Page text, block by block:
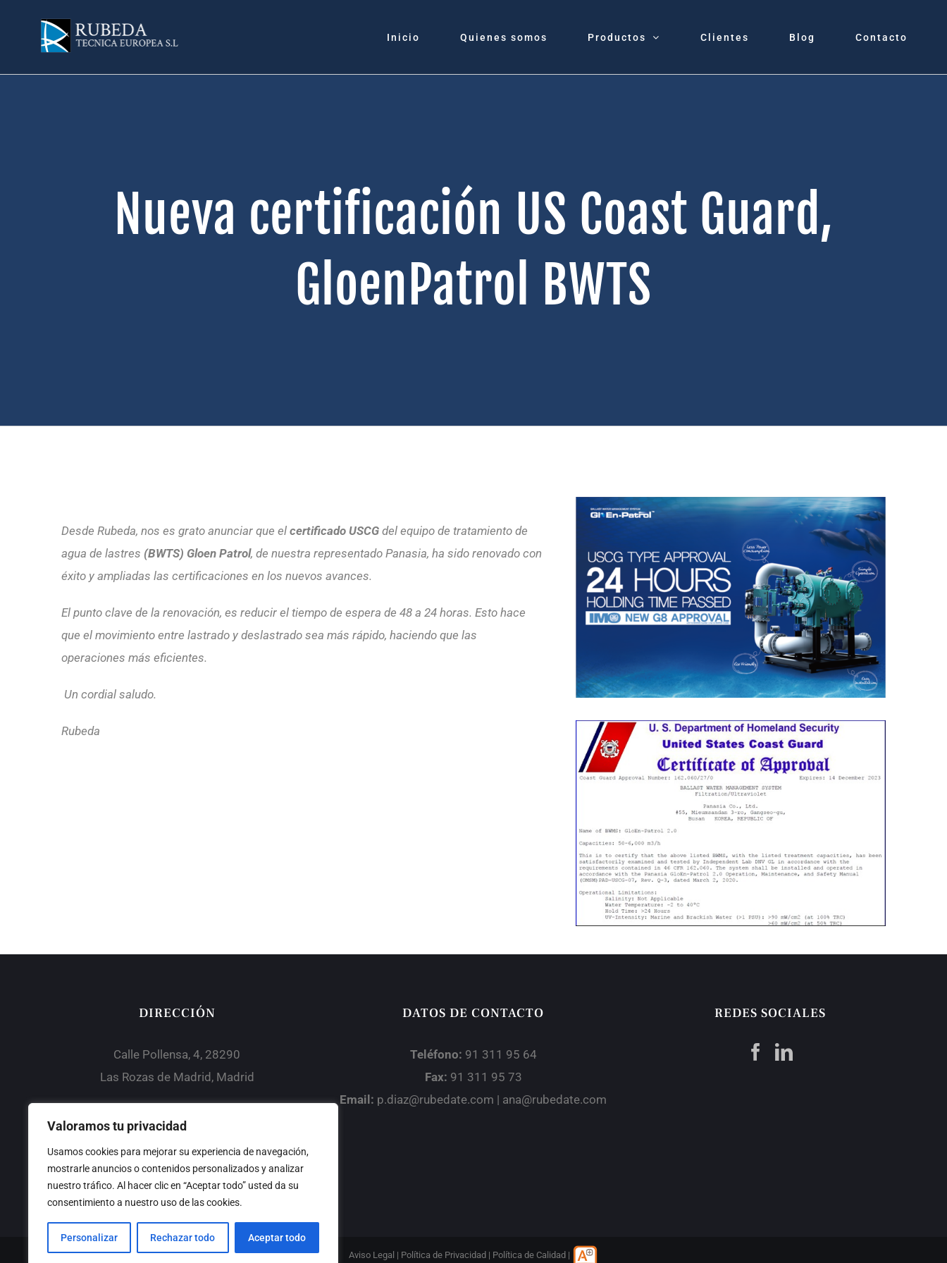
Valoramos tu privacidad
Usamos cookies para mejorar su experiencia de navegación,
mostrarle anuncios o contenidos personalizados y analizar
nuestro tráfico. Al hacer clic en “Aceptar todo” usted da su
consentimiento a nuestro uso de las cookies.
Personalizar Rechazar todo Aceptar todo
contenido
Inicio Quienes somos Productos Clientes Blog Contacto
Nueva certificación US Coast Guard,
GloenPatrol BWTS
Desde Rubeda, nos es grato anunciar que el certificado USCG del equipo de tratamiento de
agua de lastres (BWTS) Gloen Patrol, de nuestra representado Panasia, ha sido renovado con
éxito y ampliadas las certificaciones en los nuevos avances.
El punto clave de la renovación, es reducir el tiempo de espera de 48 a 24 horas. Esto hace
que el movimiento entre lastrado y deslastrado sea más rápido, haciendo que las
operaciones más eficientes.
Un cordial saludo.
Rubeda
DIRECCIÓN
Calle Pollensa, 4, 28290
Las Rozas de Madrid, Madrid
LATEST
DATOS DE CONTACTO
Teléfono: 91 311 95 64
Fax: 91 311 95 73
Email: p.diaz@rubedate.com | ana@rubedate.com
REDES SOCIALES
Aviso Legal | Política de Privacidad| Política de Calidad|